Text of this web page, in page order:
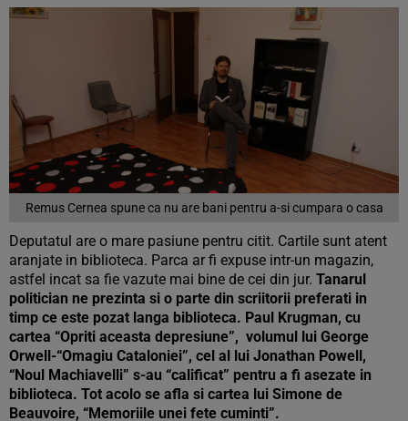
Remus Cernea spune ca nu are bani pentru a-si cumpara o casa
Deputatul are o mare pasiune pentru citit. Cartile sunt atent
aranjate in biblioteca. Parca ar fi expuse intr-un magazin,
astfel incat sa fie vazute mai bine de cei din jur. Tanarul
politician ne prezinta si o parte din scriitorii preferati in
timp ce este pozat langa biblioteca. Paul Krugman, cu
cartea “Opriti aceasta depresiune”, volumul lui George
Orwell-“Omagiu Cataloniei”, cel al lui Jonathan Powell,
“Noul Machiavelli” s-au “calificat” pentru a fi asezate in
biblioteca. Tot acolo se afla si cartea lui Simone de
Beauvoire, “Memoriile unei fete cuminti”.